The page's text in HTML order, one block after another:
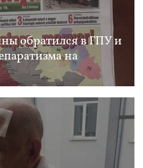
обратился в ГПУ и
на